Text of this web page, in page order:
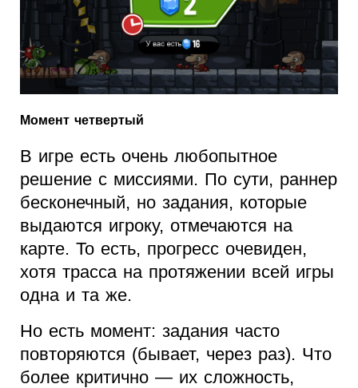
Момент четвертый
В игре есть очень любопытное
решение с миссиями. По сути, раннер
бесконечный, но задания, которые
выдаются игроку, отмечаются на
карте. То есть, прогресс очевиден,
хотя трасса на протяжении всей игры
одна и та же.
Но есть момент: задания часто
повторяются (бывает, через раз). Что
более критично — их сложность,